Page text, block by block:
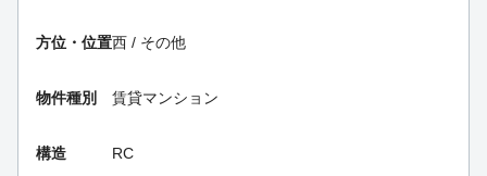
方位・位置西 / その他
物件種別 賃貸マンション
構造 RC